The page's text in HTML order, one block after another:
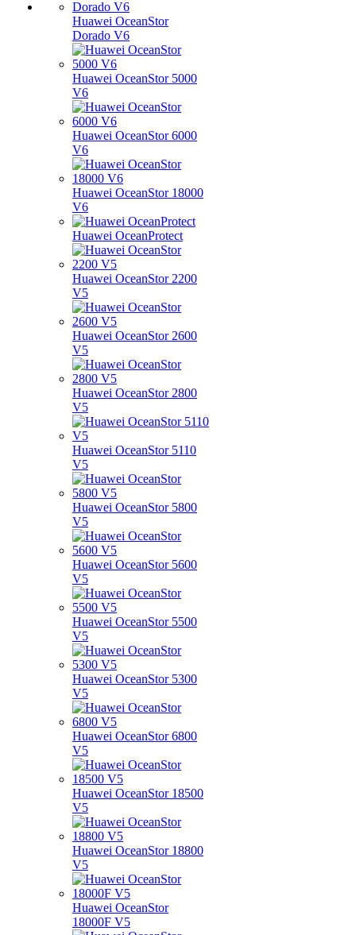
Huawei OceanStor
Dorado V6
Huawei OceanStor 5000
V6
Huawei OceanStor 6000
V6
Huawei OceanStor 18000
V6
Huawei OceanProtect
Huawei OceanStor 2200
V5
Huawei OceanStor 2600
V5
Huawei OceanStor 2800
V5
Huawei OceanStor 5110
V5
Huawei OceanStor 5800
V5
Huawei OceanStor 5600
V5
Huawei OceanStor 5500
V5
Huawei OceanStor 5300
V5
Huawei OceanStor 6800
V5
Huawei OceanStor 18500
V5
Huawei OceanStor 18800
V5
Huawei OceanStor
18000F V5